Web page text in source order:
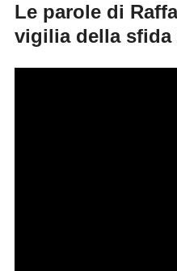
Le parole di
vigilia della